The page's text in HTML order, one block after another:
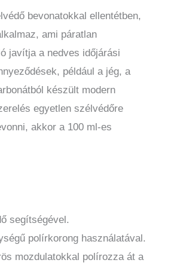
bevonatokkal ellentétben,
ami páratlan
javítja a nedves időjárási
például a jég, a
készült modern
egyetlen szélvédőre
akkor a 100 ml-es
segítségével.
polírkorong használatával.
mozdulatokkal polírozza át a